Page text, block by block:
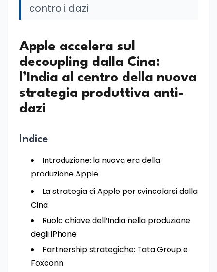
contro i dazi
Apple accelera sul
decoupling dalla Cina:
l’India al centro della nuova
strategia produttiva anti-
dazi
Indice
Introduzione: la nuova era della
produzione Apple
La strategia di Apple per svincolarsi dalla
Cina
Ruolo chiave dell’India nella produzione
degli iPhone
Partnership strategiche: Tata Group e
Foxconn